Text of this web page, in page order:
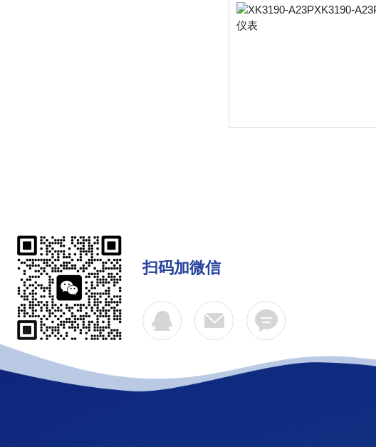
扫码加微信